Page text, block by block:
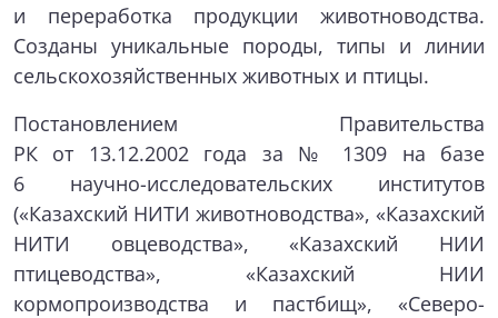
и переработка продукции животноводства.
Созданы уникальные породы, типы и линии
сельскохозяйственных животных и птицы.
Постановлением Правительства
РК от 13.12.2002 года за № 1309 на базе
6 научно-исследовательских институтов
(«Казахский НИТИ животноводства», «Казахский
НИТИ овцеводства», «Казахский НИИ
птицеводства», «Казахский НИИ
кормопроизводства и пастбищ», «Северо-